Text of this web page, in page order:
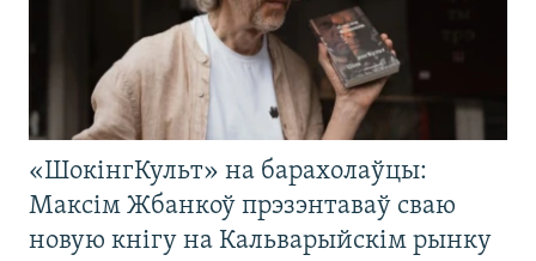
«ШокінгКульт» на барахолаўцы:
Максім Жбанкоў прэзэнтаваў сваю
новую кнігу на Кальварыйскім рынку